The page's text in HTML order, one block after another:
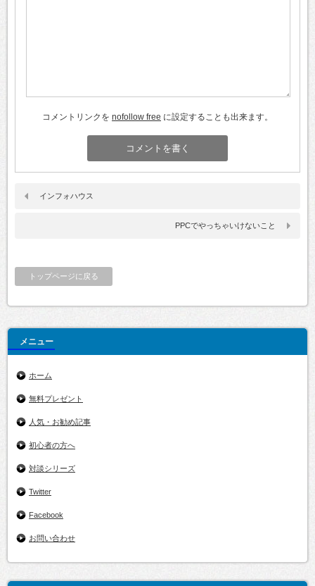
コメントリンクを nofollow free に設定することも出来ます。
インフォハウス
PPCでやっちゃいけないこと
トップページに戻る
メニュー
ホーム
無料プレゼント
人気・お勧め記事
初心者の方へ
対談シリーズ
Twitter
Facebook
お問い合わせ